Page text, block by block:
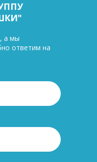
а мы
ответим на